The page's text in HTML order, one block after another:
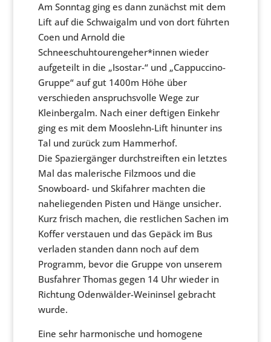
Am Sonntag ging es dann zunächst mit dem
Lift auf die Schwaigalm und von dort führten
Coen und Arnold die
Schneeschuhtourengeher*innen wieder
aufgeteilt in die „Isostar-“ und „Cappuccino-
Gruppe“ auf gut 1400m Höhe über
verschieden anspruchsvolle Wege zur
Kleinbergalm. Nach einer deftigen Einkehr
ging es mit dem Mooslehn-Lift hinunter ins
Tal und zurück zum Hammerhof.
Die Spaziergänger durchstreiften ein letztes
Mal das malerische Filzmoos und die
Snowboard- und Skifahrer machten die
naheliegenden Pisten und Hänge unsicher.
Kurz frisch machen, die restlichen Sachen im
Koffer verstauen und das Gepäck im Bus
verladen standen dann noch auf dem
Programm, bevor die Gruppe von unserem
Busfahrer Thomas gegen 14 Uhr wieder in
Richtung Odenwälder-Weininsel gebracht
wurde.
Eine sehr harmonische und homogene